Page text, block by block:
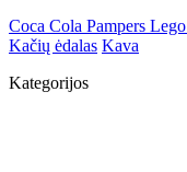
Coca Cola Pampers Lego
Kačių ėdalas Kava
Kategorijos